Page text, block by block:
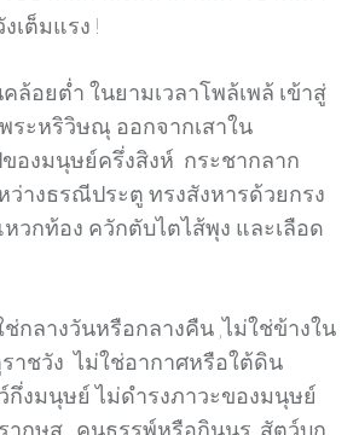
เต็มแรง !
อยต่ำ ในยามเวลาโพล้เพล้ เข้าสู่
ระหริวิษณุ ออกจากเสาใน
องมนุษย์ครึ่งสิงห์ กระชากลาก
างธรณีประตู ทรงสังหารด้วยกรง
วกท้อง ควักตับไตไส้พุง และเลือด
ช่กลางวันหรือกลางคืน ,ไม่ใช่ข้างใน
าชวัง ไม่ใช่อากาศหรือใต้ดิน
กึ่งมนุษย์ ไม่ดำรงภาวะของมนุษย์
ากษส , คนธรรพ์หรือกินนร, สัตว์บก